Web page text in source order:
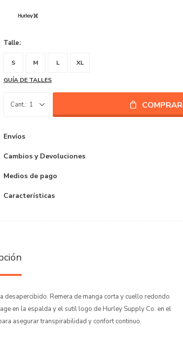
Talle:
S M L XL
GUÍA DE TALLES
1 COMPRAR
Envíos
Cambios y Devoluciones
Medios de pago
Características
desapercibido. Remera de manga corta y cuello redondo
en la espalda y el sutil logo de Hurley Supply Co. en el
asegurar transpirabilidad y confort continuo.